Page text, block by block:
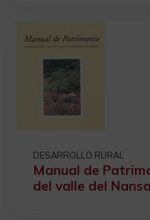
DESARROLLO RURAL
Manual de
del valle del